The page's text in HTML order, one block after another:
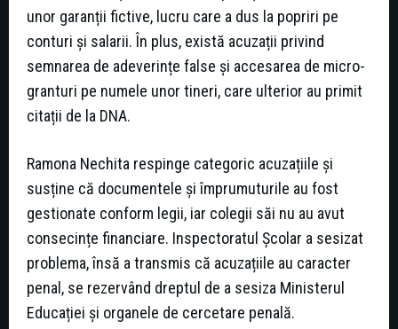
unor garanții fictive, lucru care a dus la popriri pe
conturi și salarii. În plus, există acuzații privind
semnarea de adeverințe false și accesarea de micro-
granturi pe numele unor tineri, care ulterior au primit
citații de la DNA.
Ramona Nechita respinge categoric acuzațiile și
susține că documentele și împrumuturile au fost
gestionate conform legii, iar colegii săi nu au avut
consecințe financiare. Inspectoratul Școlar a sesizat
problema, însă a transmis că acuzațiile au caracter
penal, se rezervând dreptul de a sesiza Ministerul
Educației și organele de cercetare penală.